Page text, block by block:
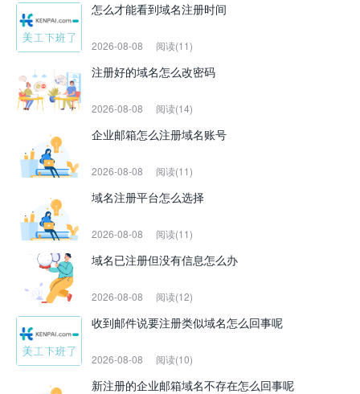
怎么才能看到域名注册时间
2026-08-08 阅读(11)
注册好的域名怎么改密码
2026-08-08 阅读(14)
企业邮箱怎么注册域名账号
2026-08-08 阅读(11)
域名注册平台怎么选择
2026-08-08 阅读(11)
域名已注册但没有信息怎么办
2026-08-08 阅读(12)
收到邮件说要注册类似域名怎么回事呢
2026-08-08 阅读(10)
新注册的企业邮箱域名不存在怎么回事呢